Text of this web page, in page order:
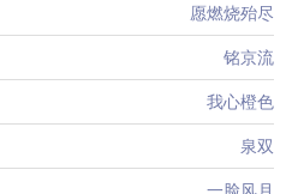
愿燃烧殆尽
铭京流
我心橙色
泉双